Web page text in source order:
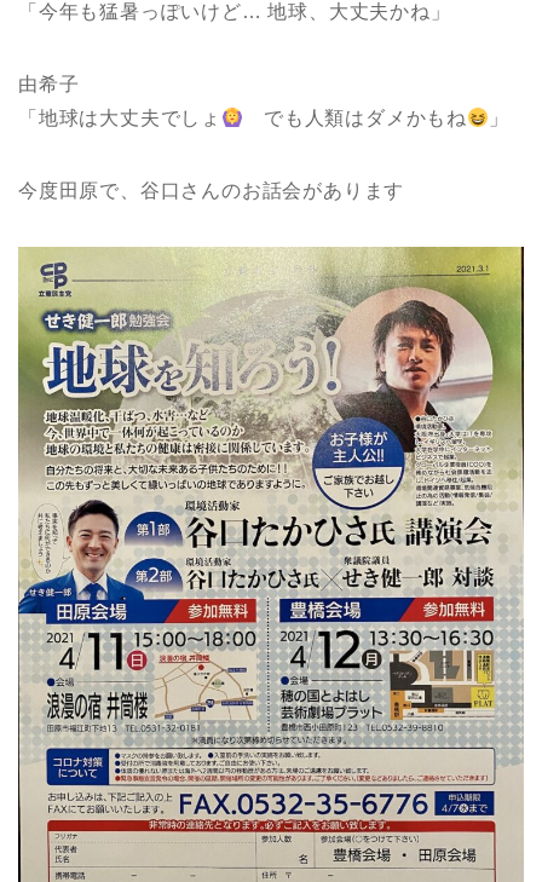
「今年も猛暑っぽいけど… 地球、大丈夫かね」
由希子
「地球は大丈夫でしょ
でも人類はダメかもね 」
今度田原で、谷口さんのお話会があります